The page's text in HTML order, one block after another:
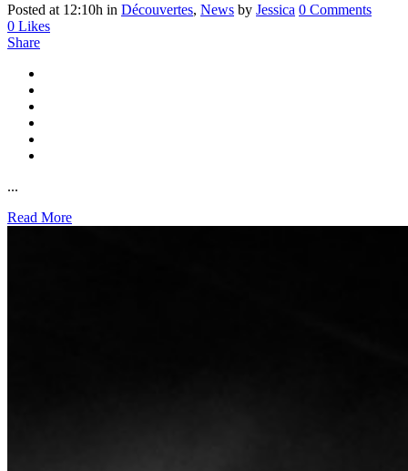
Posted at 12:10h in Découvertes, News by Jessica 0 Comments
0 Likes
Share
...
Read More